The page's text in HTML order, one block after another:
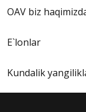
OAV biz
E`lonlar
Kundalik